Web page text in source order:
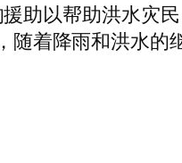
助以帮助洪水灾
着降雨和洪水的